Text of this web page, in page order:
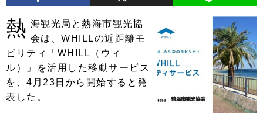
九州
注目の記事
ショップレポート 愛車 File
ストップ！不具合修理＆粗悪修理
ディテイリング
ディテイリング 洗車
鈑金・塗装
熱 海観光局と熱海市観光協
会は、WHILLの近距離モ
ビリティ「WHILL（ウィ
ル）」を活用した移動サービス
を、4月23日から開始すると発
表した。